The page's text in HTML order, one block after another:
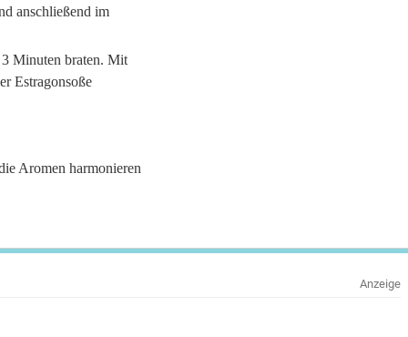
anschließend im
Minuten braten. Mit
Estragonsoße
Aromen harmonieren